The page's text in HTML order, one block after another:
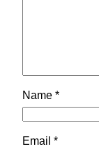
Name *
Email *